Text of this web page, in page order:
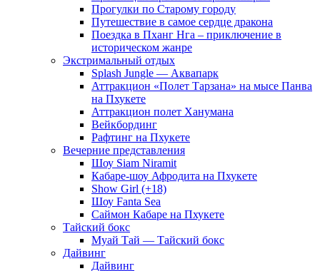
Прогулки по Старому городу
Путешествие в самое сердце дракона
Поездка в Пханг Нга – приключение в
историческом жанре
Экстримальный отдых
Splash Jungle — Аквапарк
Аттракцион «Полет Тарзана» на мысе Панва
на Пхукете
Аттракцион полет Ханумана
Вейкбординг
Рафтинг на Пхукете
Вечерние представления
Шоу Siam Niramit
Кабаре-шоу Афродита на Пхукете
Show Girl (+18)
Шоу Fanta Sea
Саймон Кабаре на Пхукете
Тайский бокс
Муай Тай — Тайский бокс
Дайвинг
Дайвинг